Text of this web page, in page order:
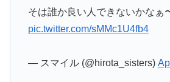
そは誰か良い人できないかなぁ
pic.twitter.com/sMMc1U4fb4
— スマイル (@hirota_sisters)